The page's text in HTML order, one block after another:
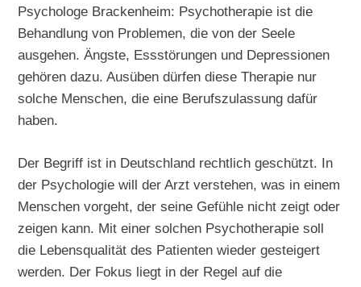
Psychologe Brackenheim: Psychotherapie ist die
Behandlung von Problemen, die von der Seele
ausgehen. Ängste, Essstörungen und Depressionen
gehören dazu. Ausüben dürfen diese Therapie nur
solche Menschen, die eine Berufszulassung dafür
haben.
Der Begriff ist in Deutschland rechtlich geschützt. In
der Psychologie will der Arzt verstehen, was in einem
Menschen vorgeht, der seine Gefühle nicht zeigt oder
zeigen kann. Mit einer solchen Psychotherapie soll
die Lebensqualität des Patienten wieder gesteigert
werden. Der Fokus liegt in der Regel auf die